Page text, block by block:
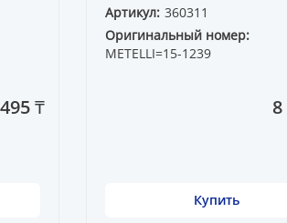
₸
Артикул: 360311
Оригинальный номер:
METELLI=15-1239
Купить